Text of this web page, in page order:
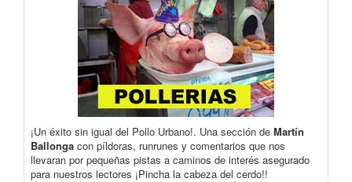
¡Un éxito sin igual del Pollo Urbano!. Una sección de Martín
Ballonga con píldoras, runrunes y comentarios que nos
llevaran por pequeñas pistas a caminos de interés asegurado
para nuestros lectores ¡Pincha la cabeza del cerdo!!